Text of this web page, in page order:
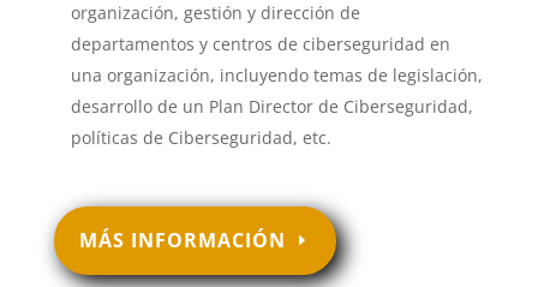
organización, gestión y dirección de
departamentos y centros de ciberseguridad en
una organización, incluyendo temas de legislación,
desarrollo de un Plan Director de Ciberseguridad,
políticas de Ciberseguridad, etc.
MÁS INFORMACIÓN